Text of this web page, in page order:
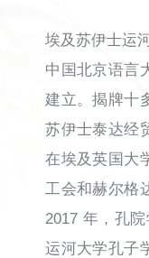
埃及苏伊士运
中国北京语言
建立。揭牌十
苏伊士泰达经
在埃及英国大
工会和赫尔格
2017 年，孔
运河大学孔子